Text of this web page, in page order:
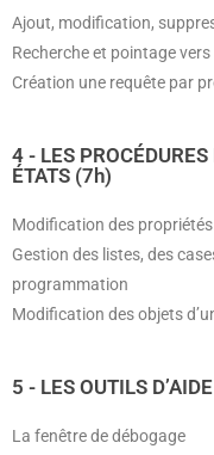
Ajout, modification,
Recherche et pointage
Création une requête par
4 - LES
ÉTATS (7h)
Modification des
Gestion des listes, des
programmation
Modification des objets
5 - LES OUTILS
La fenêtre de débogage